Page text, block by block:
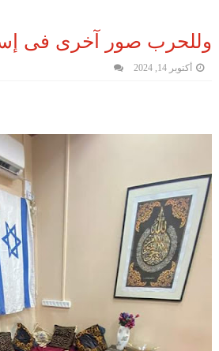
وللحرب صور آخرى فى
أكتوبر 14, 2024